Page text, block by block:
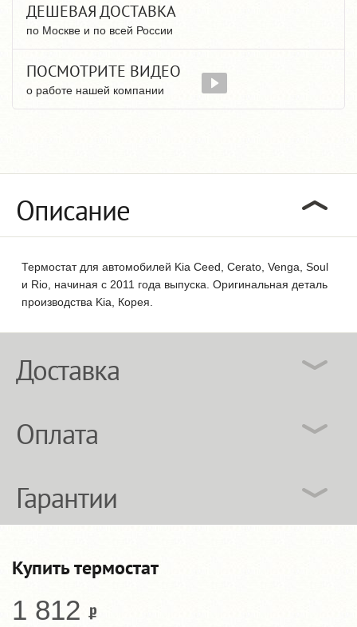
ДЕШЕВАЯ ДОСТАВКА
по Москве и по всей России
ПОСМОТРИТЕ ВИДЕО
о работе нашей компании
Описание
Термостат для автомобилей Kia Ceed, Cerato, Venga, Soul
и Rio, начиная с 2011 года выпуска. Оригинальная деталь
производства Kia, Корея.
Доставка
Оплата
Гарантии
Купить термостат
1 812